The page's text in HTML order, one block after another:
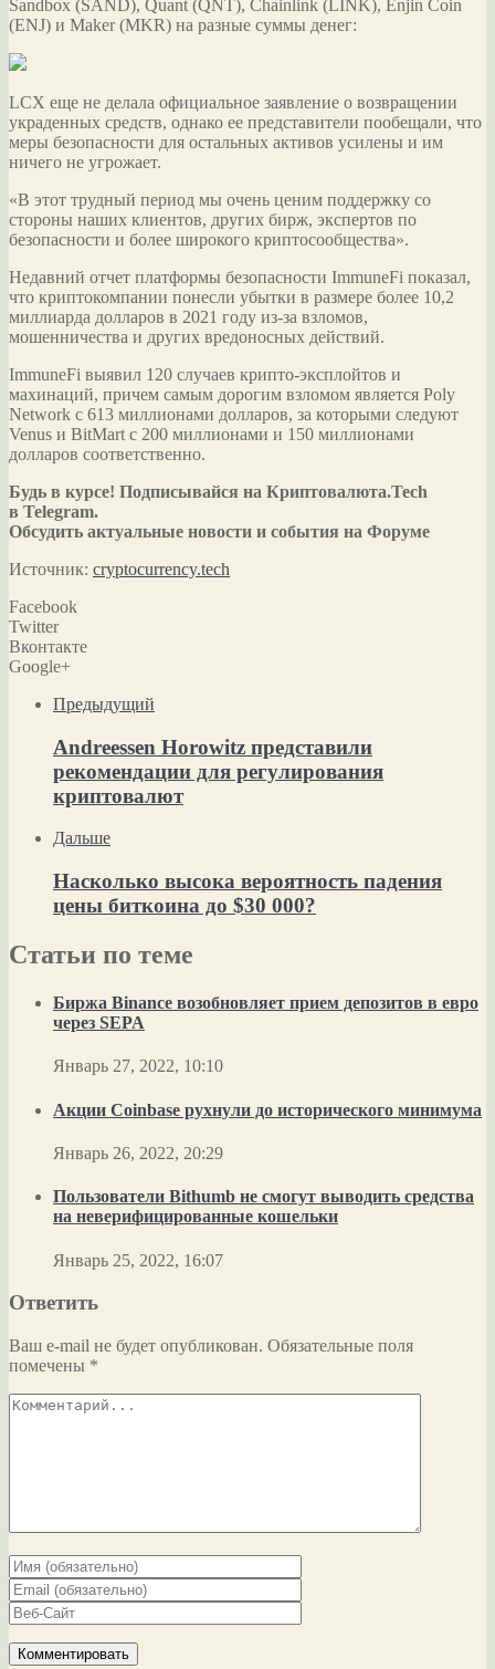
Sandbox (SAND), Quant (QNT), Chainlink (LINK), Enjin Coin
(ENJ) и Maker (MKR) на разные суммы денег:
LCX еще не делала официальное заявление о возвращении
украденных средств, однако ее представители пообещали, что
меры безопасности для остальных активов усилены и им
ничего не угрожает.
«В этот трудный период мы очень ценим поддержку со
стороны наших клиентов, других бирж, экспертов по
безопасности и более широкого криптосообщества».
Недавний отчет платформы безопасности ImmuneFi показал,
что криптокомпании понесли убытки в размере более 10,2
миллиарда долларов в 2021 году из-за взломов,
мошенничества и других вредоносных действий.
ImmuneFi выявил 120 случаев крипто-эксплойтов и
махинаций, причем самым дорогим взломом является Poly
Network с 613 миллионами долларов, за которыми следуют
Venus и BitMart с 200 миллионами и 150 миллионами
долларов соответственно.
Будь в курсе! Подписывайся на Криптовалюта.Tech
в Telegram.
Обсудить актуальные новости и события на Форуме
Источник: cryptocurrency.tech
Facebook
Twitter
Вконтакте
Google+
Предыдущий
Andreessen Horowitz представили
рекомендации для регулирования
криптовалют
Дальше
Насколько высока вероятность падения
цены биткоина до $30 000?
Статьи по теме
Биржа Binance возобновляет прием депозитов в евро
через SEPA
Январь 27, 2022, 10:10
Акции Coinbase рухнули до исторического минимума
Январь 26, 2022, 20:29
Пользователи Bithumb не смогут выводить средства
на неверифицированные кошельки
Январь 25, 2022, 16:07
Ответить
Ваш e-mail не будет опубликован. Обязательные поля
помечены *